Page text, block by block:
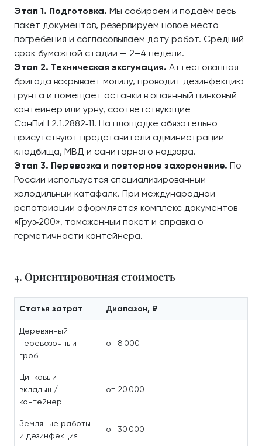
Этап 1. Подготовка. Мы собираем и подаём весь
пакет документов, резервируем новое место
погребения и согласовываем дату работ. Средний
срок бумажной стадии — 2–4 недели.
Этап 2. Техническая эксгумация. Аттестованная
бригада вскрывает могилу, проводит дезинфекцию
грунта и помещает останки в опаянный цинковый
контейнер или урну, соответствующие
СанПиН 2.1.2882‑11. На площадке обязательно
присутствуют представители администрации
кладбища, МВД и санитарного надзора.
Этап 3. Перевозка и повторное захоронение. По
России используется специализированный
холодильный катафалк. При международной
репатриации оформляется комплекс документов
«Груз‑200», таможенный пакет и справка о
герметичности контейнера.
4. Ориентировочная стоимость
Статья затрат Диапазон, ₽
Деревянный
перевозочный
гроб
от 8 000
Цинковый
вкладыш/
контейнер
от 20 000
Земляные работы
и дезинфекция
от 30 000